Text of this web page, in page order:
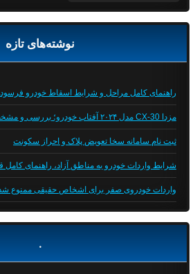
نوشته‌های تازه
راهنمای کامل مراحل و شرایط اسقاط خودرو فرسوده (14 مرداد
مزدا CX-30 مدل ۲۰۲۴ آفتاب خودرو؛ بررسی و مشخصات فنی
ثبت نام سامانه سخا تعویض پلاک و احراز سکونت
شرایط واردات خودرو به مناطق آزاد، راهنمای کامل
واردات خودروی صفر برای اشخاص حقیقی ممنوع
.